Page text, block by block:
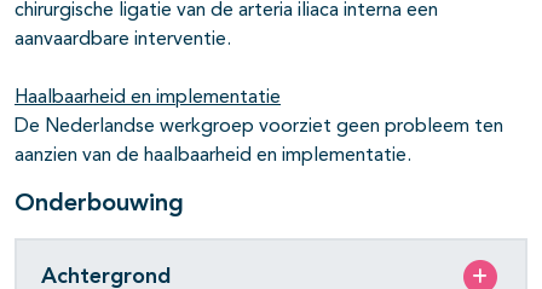
chirurgische ligatie van de arteria iliaca interna een
aanvaardbare interventie.
Haalbaarheid en implementatie
De Nederlandse werkgroep voorziet geen probleem ten
aanzien van de haalbaarheid en implementatie.
Onderbouwing
Achtergrond